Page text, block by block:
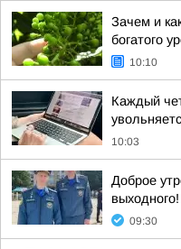
Зачем и
богатого
10:10
Каждый
10:03
Доброе
выходного!
09:30